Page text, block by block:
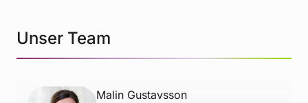
Unser Team
Malin Gustavsson